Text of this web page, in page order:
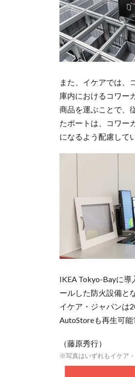
また、イケアでは、
庫内におけるコワー
商品を運ぶことで、
たポートは、コワー
になるよう配慮して
IKEA Tokyo-Bayに
ールした防火設備と
イケア・ジャパンは
AutoStoreも再生可能
（藤原秀行）
※写真はいずれもイケア